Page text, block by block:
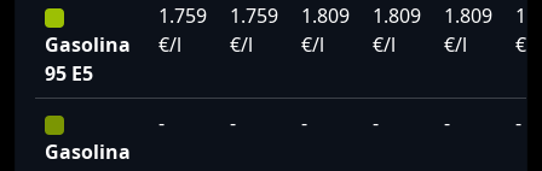
Gasolina
95 E5
1.759
€/l
1.759
€/l
1.809
€/l
1.809
€/l
1.809
€/l
€/l
Gasolina
- - - - - -